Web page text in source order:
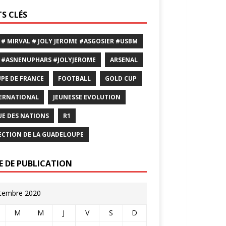
CLÉS
MIRVAL # JOLY JEROME #ASGOSIER #USBM
#JOLYJEROME ARSENAL
DE FRANCE FOOTBALL GOLD CUP
JEUNESSE EVOLUTION
DES NATIONS R1
DE LA GUADELOUPE
DE PUBLICATION
2020
M M J V S
D